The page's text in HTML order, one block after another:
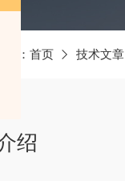
置： 首页 技术文章
绍